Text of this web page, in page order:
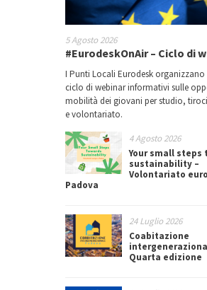
5 Agosto 2026
#EurodeskOnAir – Ciclo di
I Punti Locali Eurodesk
ciclo di webinar informativi sulle
mobilità dei giovani per studio,
e volontariato.
4 Agosto 2026
Your small steps
sustainability –
Volontariato
Padova
24 Luglio 2026
Coabitazione
Quarta edizione